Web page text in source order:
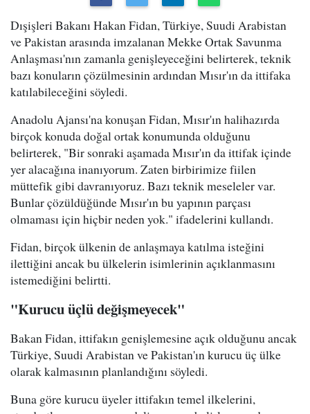
Dışişleri Bakanı Hakan Fidan, Türkiye, Suudi Arabistan
ve Pakistan arasında imzalanan Mekke Ortak Savunma
Anlaşması'nın zamanla genişleyeceğini belirterek, teknik
bazı konuların çözülmesinin ardından Mısır'ın da ittifaka
katılabileceğini söyledi.
Anadolu Ajansı'na konuşan Fidan, Mısır'ın halihazırda
birçok konuda doğal ortak konumunda olduğunu
belirterek, "Bir sonraki aşamada Mısır'ın da ittifak içinde
yer alacağına inanıyorum. Zaten birbirimize fiilen
müttefik gibi davranıyoruz. Bazı teknik meseleler var.
Bunlar çözüldüğünde Mısır'ın bu yapının parçası
olmaması için hiçbir neden yok." ifadelerini kullandı.
Fidan, birçok ülkenin de anlaşmaya katılma isteğini
ilettiğini ancak bu ülkelerin isimlerinin açıklanmasını
istemediğini belirtti.
"Kurucu üçlü değişmeyecek"
Bakan Fidan, ittifakın genişlemesine açık olduğunu ancak
Türkiye, Suudi Arabistan ve Pakistan'ın kurucu üç ülke
olarak kalmasının planlandığını söyledi.
Buna göre kurucu üyeler ittifakın temel ilkelerini,